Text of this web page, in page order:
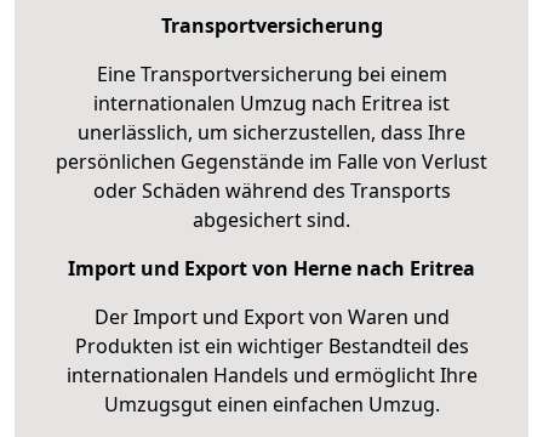
Transportversicherung
Eine Transportversicherung bei einem
internationalen Umzug nach Eritrea ist
unerlässlich, um sicherzustellen, dass Ihre
persönlichen Gegenstände im Falle von Verlust
oder Schäden während des Transports
abgesichert sind.
Import und Export von Herne nach Eritrea
Der Import und Export von Waren und
Produkten ist ein wichtiger Bestandteil des
internationalen Handels und ermöglicht Ihre
Umzugsgut einen einfachen Umzug.